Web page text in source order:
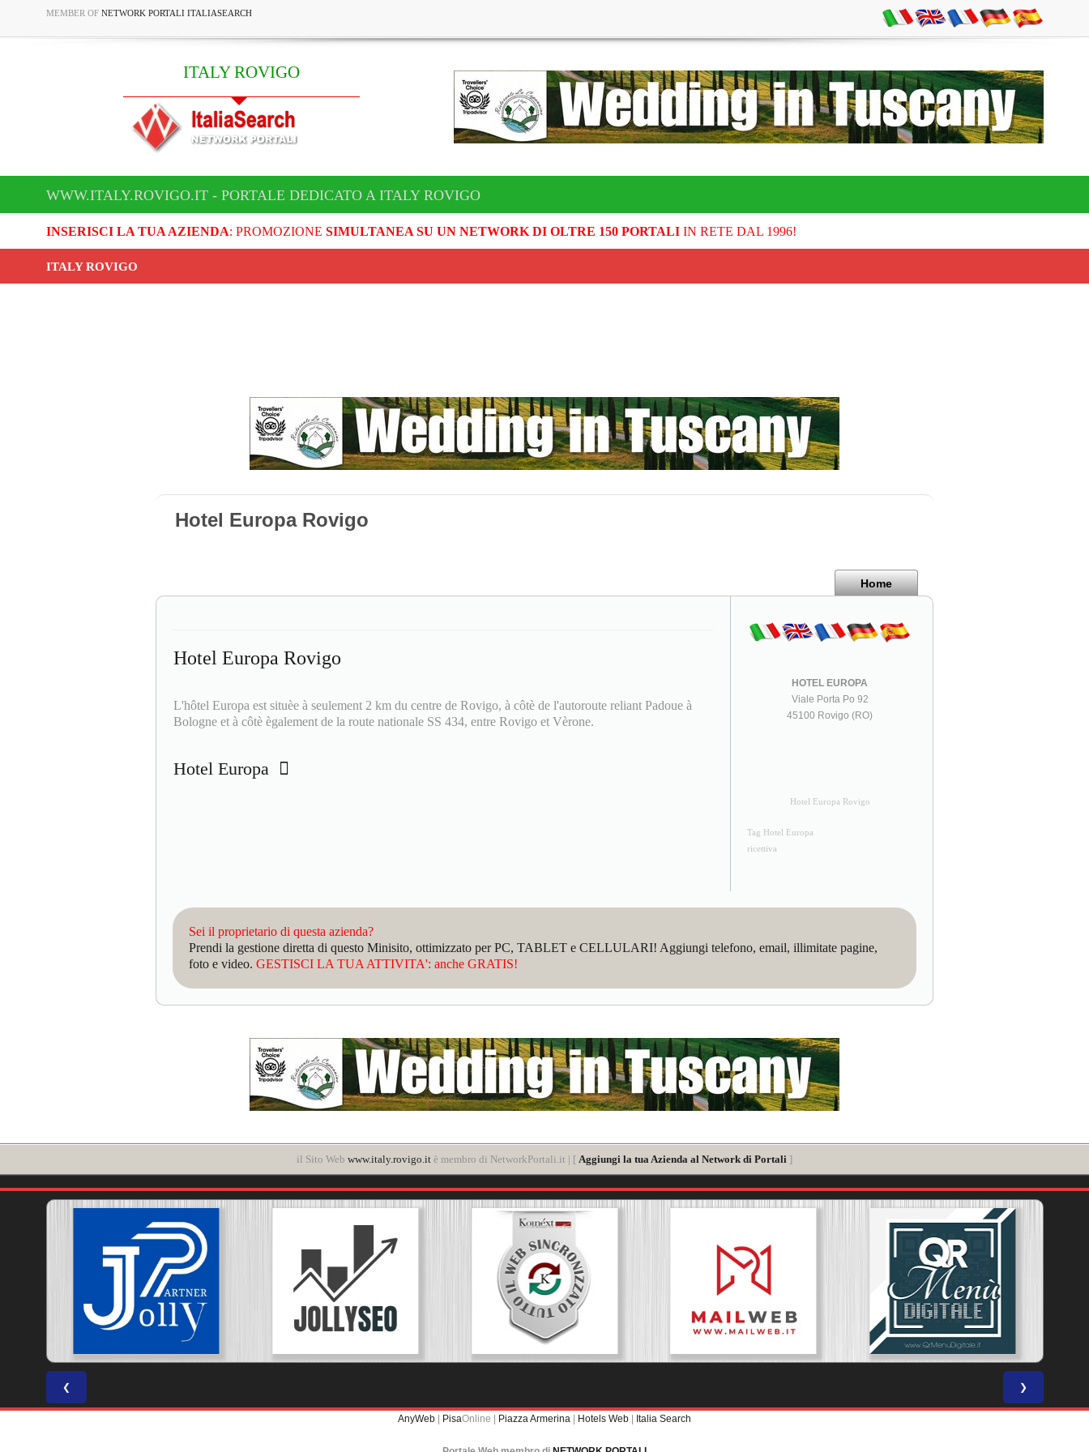
MEMBER OF NETWORK PORTALI ITALIASEARCH
ITALY ROVIGO
WWW.ITALY.ROVIGO.IT - PORTALE DEDICATO A ITALY ROVIGO
INSERISCI LA TUA AZIENDA: PROMOZIONE SIMULTANEA SU UN NETWORK DI OLTRE 150 PORTALIIN RETE DAL 1996!
ITALY ROVIGO
Hotel Europa Rovigo
Home
Hotel Europa Rovigo
L'hôtel Europa est situèe à seulement 2 km du centre de Rovigo, à côtè de l'autoroute reliant Padoue à
Bologne et à côtè ègalement de la route nationale SS 434, entre Rovigo et Vèrone.
Hotel Europa
HOTEL EUROPA
Viale Porta Po 92
45100 Rovigo (RO)
Hotel Europa Rovigo
Tag Hotel Europa
ricettiva
Sei il proprietario di questa azienda?
Prendi la gestione diretta di questo Minisito, ottimizzato per PC, TABLET e CELLULARI! Aggiungi telefono, email, illimitate pagine,
foto e video. GESTISCI LA TUA ATTIVITA': anche GRATIS!
il Sito Web www.italy.rovigo.it è membro di NetworkPortali.it | [ Aggiungi la tua Azienda al Network di Portali ]
❮ ❯
AnyWeb | PisaOnline | Piazza Armerina | Hotels Web | Italia Search